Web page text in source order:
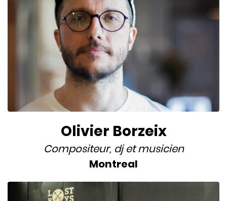
Olivier Borzeix
Compositeur, djetmusicien
Montreal